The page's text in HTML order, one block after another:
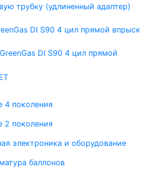
DI S90 4 цил прямой впрыск
4 поколения
2 поколения
электроника и оборудование
баллонов